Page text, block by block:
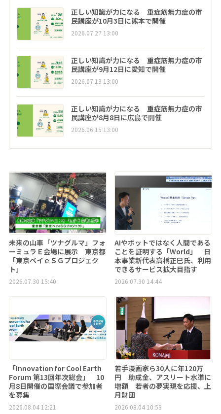
正しい知識が力になる 重症筋無力症の市
民講座が10月3日に熊本で開催
2026.07.27 13:00
正しい知識が力になる 重症筋無力症の市
民講座が9月12日に愛知で開催
2026.07.13 13:00
正しい知識が力になる 重症筋無力症の市
民講座が8月8日に広島で開催
2026.06.15 13:00
未来の山車「ツナグルマ」フォ
ーミュラＥ会場に展示 東京都
「東京ベイｅＳＧプロジェク
ト」
2026.07.30 15:40
AIやボットではなく人間である
ことを証明する「World」 日
本事業新代表高橋正巳氏、利用
できるサービス拡大目指す
2026.07.30 14:44
「Innovation for Cool Earth
Forum 第13回年次総会」 10
月8日開催の国際会議で参加者
を募集
2026.08.04 12:21
若手漫画家ら30人に年120万
円 助成金、アスリート水準に
増額 若者の夢実現を応援、上
月財団
2026.08.04 10:53